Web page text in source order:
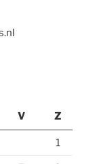
V Z
1